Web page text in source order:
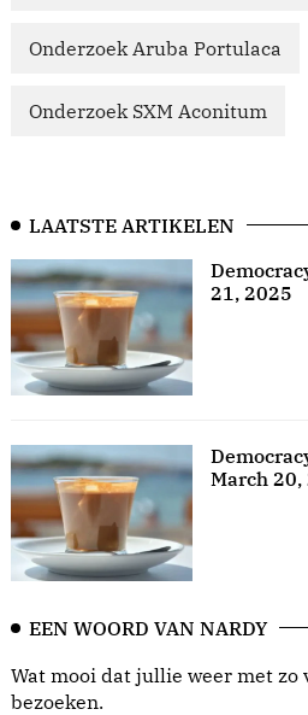
Onderzoek Aruba Portulaca
Onderzoek SXM Aconitum
LAATSTE ARTIKELEN
21, 2025
March 20,
EEN WOORD VAN NARDY
Wat mooi dat jullie weer met
bezoeken.